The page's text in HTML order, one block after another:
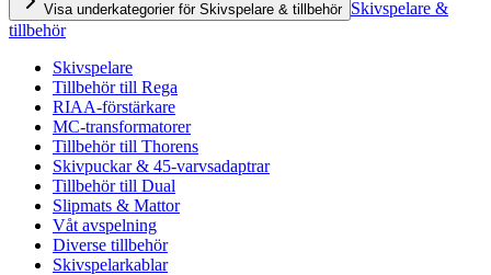
Visa underkategorier för Skivspelare & tillbehör Skivspelare &
tillbehör
Skivspelare
Tillbehör till Rega
RIAA-förstärkare
MC-transformatorer
Tillbehör till Thorens
Skivpuckar & 45-varvsadaptrar
Tillbehör till Dual
Slipmats & Mattor
Våt avspelning
Diverse tillbehör
Skivspelarkablar